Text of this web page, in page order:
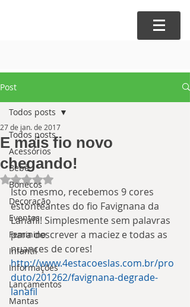
Post
Todos posts
Acessórios
Bebê
Bonecos
Decoração
Eventos
Feminino
Infantil
Informações
Lançamentos
Mantas
Todos posts
E mais fio novo
chegando!
27 de jan. de 2017
Avaliado com NaN de 5 estrelas.
Isto mesmo, recebemos 9 cores
estonteantes do fio Favignana da
Lanafil! Simplesmente sem palavras
para descrever a maciez e todas as
nuances de cores!
http://www.4estacoeslas.com.br/pro
duto/201262/favignana-degrade-
lanafil